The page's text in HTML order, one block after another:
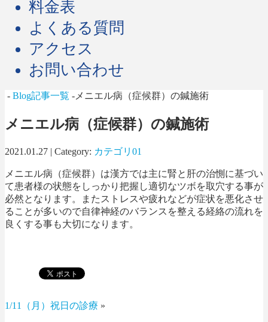
料金表
よくある質問
アクセス
お問い合わせ
- Blog記事一覧 -メニエル病（症候群）の鍼施術
メニエル病（症候群）の鍼施術
2021.01.27 | Category: カテゴリ01
メニエル病（症候群）は漢方では主に腎と肝の治惻に基づい
て患者様の状態をしっかり把握し適切なツボを取穴する事が
必然となります。またストレスや疲れなどが症状を悪化させ
ることが多いので自律神経のバランスを整える経絡の流れを
良くする事も大切になります。
1/11（月）祝日の診療 »